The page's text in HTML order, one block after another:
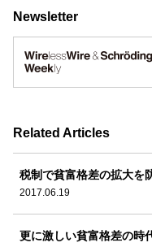
Newsletter
Related Articles
税制で貧富格差の拡大を
2017.06.19
更に激しい貧富格差の時